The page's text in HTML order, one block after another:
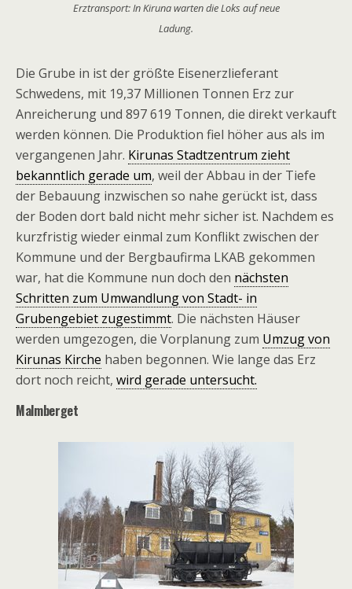
Erztransport: In Kiruna warten die Loks auf neue
Ladung.
Die Grube in ist der größte Eisenerzlieferant
Schwedens, mit 19,37 Millionen Tonnen Erz zur
Anreicherung und 897 619 Tonnen, die direkt verkauft
werden können. Die Produktion fiel höher aus als im
vergangenen Jahr. Kirunas Stadtzentrum zieht
bekanntlich gerade um, weil der Abbau in der Tiefe
der Bebauung inzwischen so nahe gerückt ist, dass
der Boden dort bald nicht mehr sicher ist. Nachdem es
kurzfristig wieder einmal zum Konflikt zwischen der
Kommune und der Bergbaufirma LKAB gekommen
war, hat die Kommune nun doch den nächsten
Schritten zum Umwandlung von Stadt- in
Grubengebiet zugestimmt. Die nächsten Häuser
werden umgezogen, die Vorplanung zum Umzug von
Kirunas Kirche haben begonnen. Wie lange das Erz
dort noch reicht, wird gerade untersucht.
Malmberget